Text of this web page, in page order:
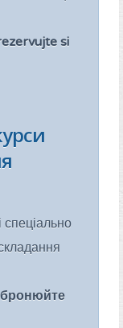
si
спеціально